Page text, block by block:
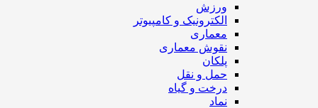
ورزش
الکترونیک و کامپیوتر
معماری
نقوش معماری
پلکان
حمل و نقل
درخت و گیاه
نماد